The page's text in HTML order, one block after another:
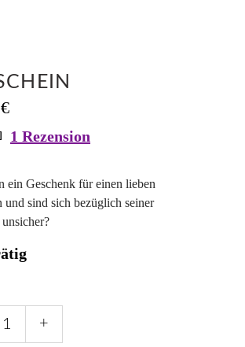
€
Bewertet
11 Rezension
ein Geschenk für einen lieben
und sind sich bezüglich seiner
+